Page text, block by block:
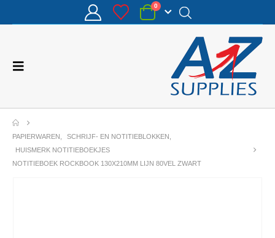
0
PAPIERWAREN SCHRIJF- EN NOTITIEBLOKKEN
HUISMERK NOTITIEBOEKJES
NOTITIEBOEK ROCKBOOK 130X210MM LIJN 80VEL ZWART